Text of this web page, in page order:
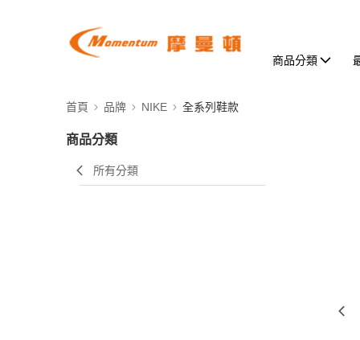
商品分類
首頁 品牌 NIKE 全系列鞋款
商品分類
所有分類